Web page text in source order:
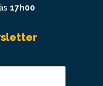
17h00